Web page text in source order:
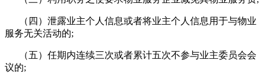
（四）泄露业主个人信息或者将业主个人信息用于与物业
服务无关活动的;
（五）任期内连续三次或者累计五次不参与业主委员会会
议的;